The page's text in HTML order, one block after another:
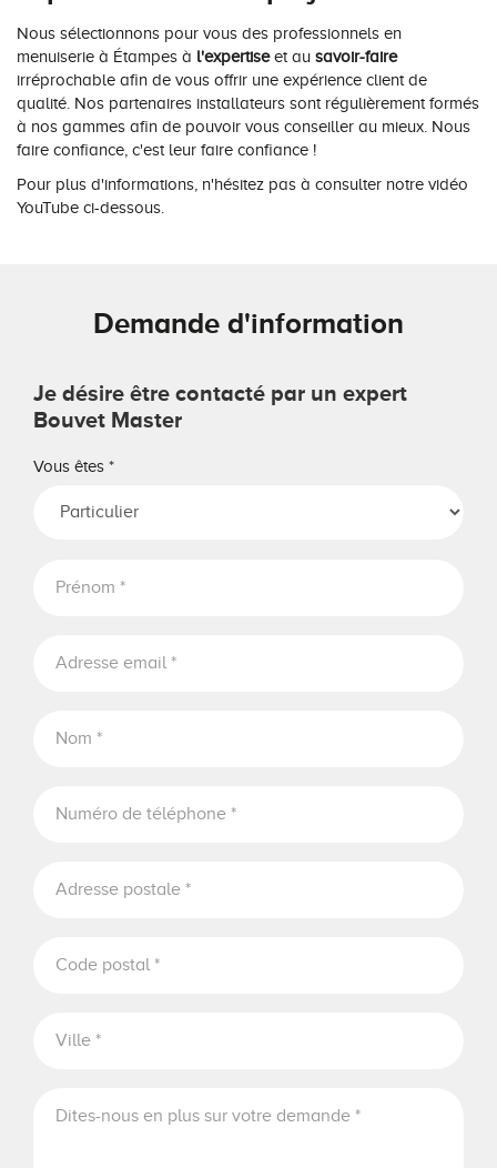
Nous sélectionnons pour vous des professionnels en
menuiserie à Étampes à l'expertiseet au savoir-faire
irréprochable afin de vous offrir une expérience client de
qualité. Nos partenaires installateurs sont régulièrement formés
à nos gammes afin de pouvoir vous conseiller au mieux. Nous
faire confiance, c'est leur faire confiance !
Pour plus d'informations, n'hésitez pas à consulter notre vidéo
YouTube ci-dessous.
Demande d'information
Je désire être contacté par un expert
Bouvet Master
Vous êtes *